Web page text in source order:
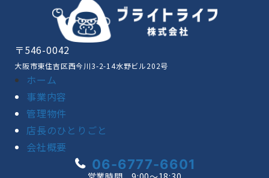
〒546-0042
大阪市東住吉区西今川3-2-14水野ビル202号
ホーム
事業内容
管理物件
店長のひとりごと
会社概要
06-6777-6601